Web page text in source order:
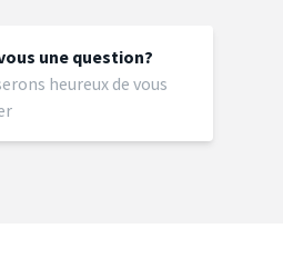
une question?
heureux de vous